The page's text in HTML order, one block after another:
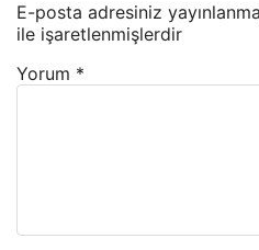
E-posta adresiniz
ile işaretlenmişlerdir
Yorum *